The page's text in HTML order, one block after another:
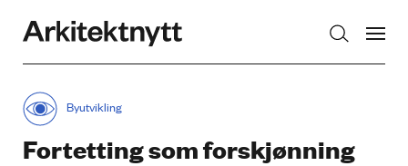
Byutvikling
Fortetting som forskjønning